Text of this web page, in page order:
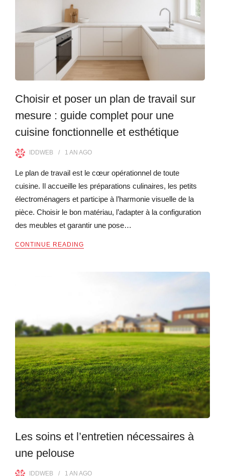
Choisir et poser un plan de travail sur
mesure : guide complet pour une
cuisine fonctionnelle et esthétique
IDDWEB 1 AN AGO
Le plan de travail est le cœur opérationnel de toute
cuisine. Il accueille les préparations culinaires, les petits
électroménagers et participe à l’harmonie visuelle de la
pièce. Choisir le bon matériau, l’adapter à la configuration
des meubles et garantir une pose…
CONTINUE READING
Les soins et l’entretien nécessaires à
une pelouse
IDDWEB 1 AN AGO